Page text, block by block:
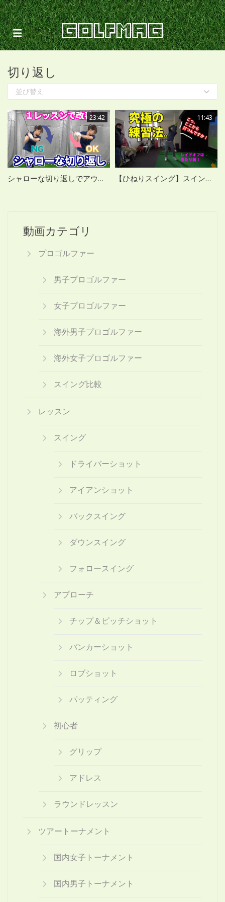
Toggle navigation
切り返し
並び替え
23:42
シャローな切り返しでアウトサイドインを直すポイント
11:43
【ひねりスイング】スイングの連動性とレイドオフな切り返しとは？
動画カテゴリ
プロゴルファー
男子プロゴルファー
女子プロゴルファー
海外男子プロゴルファー
海外女子プロゴルファー
スイング比較
レッスン
スイング
ドライバーショット
アイアンショット
バックスイング
ダウンスイング
フォロースイング
アプローチ
チップ＆ピッチショット
バンカーショット
ロブショット
パッティング
初心者
グリップ
アドレス
ラウンドレッスン
ツアートーナメント
国内女子トーナメント
国内男子トーナメント